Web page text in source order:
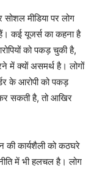
मीडिया पर लोग
कई यूजर्स का कहना है
को पकड़ चुकी है,
में क्यों असमर्थ है। लोगों
के आरोपी को पकड़
सकती है, तो आखिर
कार्यशैली को कठघरे
में भी हलचल है। लोग